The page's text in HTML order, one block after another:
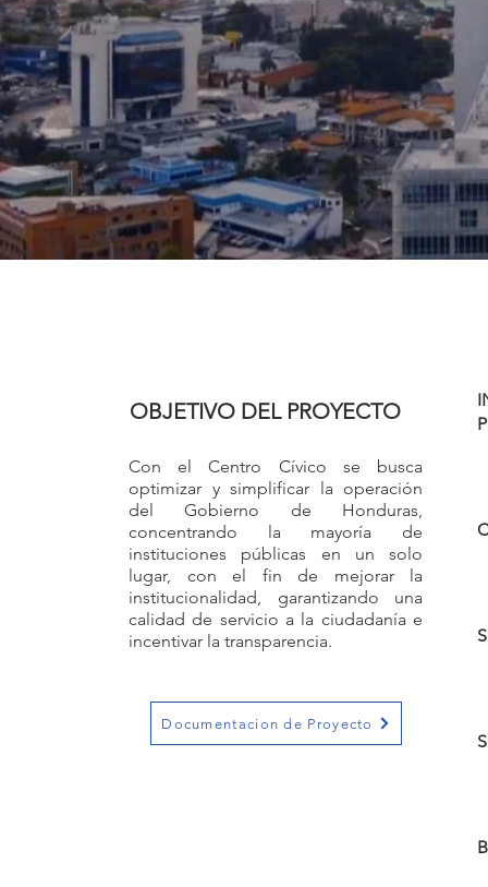
OBJETIVO DEL PROYECTO
Con el Centro Cívico se busca
optimizar y simplificar la operación
del Gobierno de Honduras,
concentrando la mayoría de
instituciones públicas en un solo
lugar, con el fin de mejorar la
institucionalidad, garantizando una
calidad de servicio a la ciudadanía e
incentivar la transparencia.
Documentacion de Proyecto